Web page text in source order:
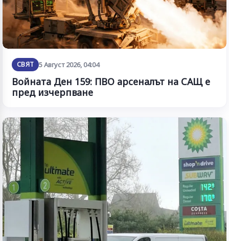
СВЯТ 5 Август 2026, 04:04
Войната Ден 159: ПВО арсеналът на САЩ е
пред изчерпване